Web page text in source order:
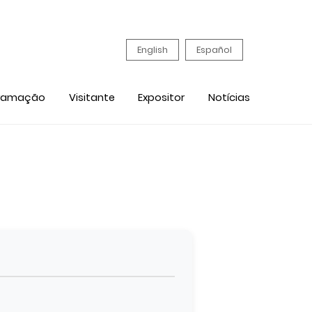
English Español
Visitante Expositor Notícias